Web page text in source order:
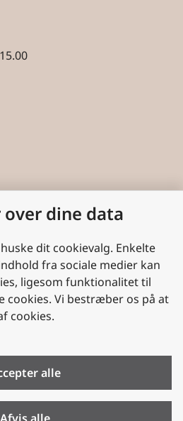
dine data
dit cookievalg. Enkelte
fra sociale medier kan
ligesom funktionalitet til
cookies. Vi bestræber os på at
cookies.
alle